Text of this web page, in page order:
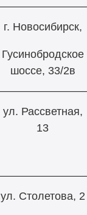
г. Новосибирск,
Гусинобродское
шоссе, 33/2в
ул. Рассветная,
13
ул. Столетова, 2